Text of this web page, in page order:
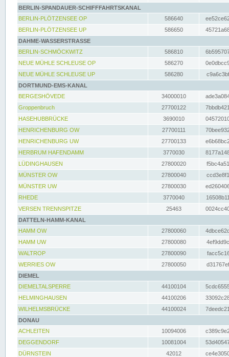
BERLIN-SPANDAUER-SCHIFFFAHRTSKANAL
BERLIN-PLÖTZENSEE OP
586640
BERLIN-PLÖTZENSEE UP
586650
DAHME-WASSERSTRASSE
BERLIN-SCHMÖCKWITZ
586810
NEUE MÜHLE SCHLEUSE OP
586270
NEUE MÜHLE SCHLEUSE UP
586280
DORTMUND-EMS-KANAL
BERGESHÖVEDE
34000010
Groppenbruch
27700122
HASEHUBBRÜCKE
3690010
HENRICHENBURG OW
27700111
HENRICHENBURG UW
27700133
HERBRUM HAFENDAMM
3770030
LÜDINGHAUSEN
27800020
MÜNSTER OW
27800040
MÜNSTER UW
27800030
RHEDE
3770040
VERSEN TRENNSPITZE
25463
DATTELN-HAMM-KANAL
HAMM OW
27800060
HAMM UW
27800080
WALTROP
27800090
WERRIES OW
27800050
DIEMEL
DIEMELTALSPERRE
44100104
HELMINGHAUSEN
44100206
WILHELMSBRÜCKE
44100024
DONAU
ACHLEITEN
10094006
DEGGENDORF
10081004
DÜRNSTEIN
42012